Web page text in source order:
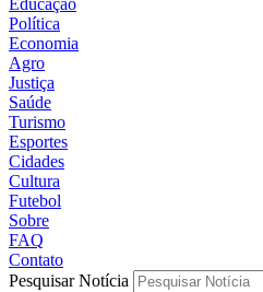
Educação
Política
Economia
Agro
Justiça
Saúde
Turismo
Esportes
Cidades
Cultura
Futebol
Sobre
FAQ
Contato
Pesquisar Notícia